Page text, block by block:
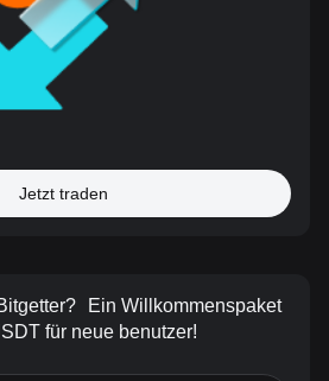
Jetzt traden
Ein Willkommenspaket
für neue benutzer!